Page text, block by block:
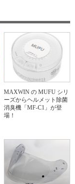
MAXWIN の MUFU シリ
ーズからヘルメット除菌
消臭機「MF-C1」が登
場！